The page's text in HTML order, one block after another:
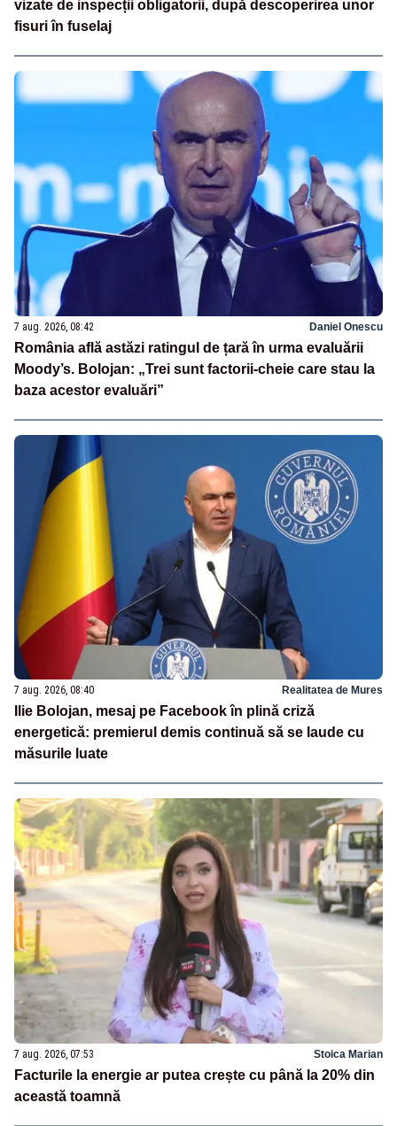
vizate de inspecții obligatorii, după descoperirea unor
fisuri în fuselaj
7 aug. 2026, 08:42 Daniel Onescu
România află astăzi ratingul de țară în urma evaluării
Moody’s. Bolojan: „Trei sunt factorii-cheie care stau la
baza acestor evaluări”
7 aug. 2026, 08:40 Realitatea de Mures
Ilie Bolojan, mesaj pe Facebook în plină criză
energetică: premierul demis continuă să se laude cu
măsurile luate
7 aug. 2026, 07:53 Stoica Marian
Facturile la energie ar putea crește cu până la 20% din
această toamnă